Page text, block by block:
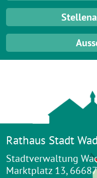
Rathaus Stadt
Stadtverwaltung
Marktplatz 13,